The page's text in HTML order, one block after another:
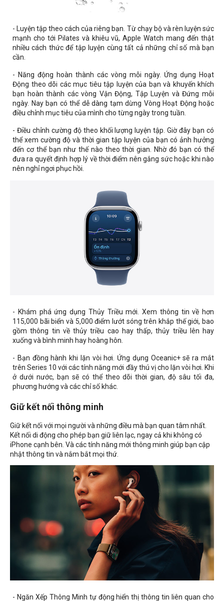
- Luyện tập theo cách của riêng bạn. Từ chạy bộ và rèn luyện sức
mạnh cho tới Pilates và khiêu vũ, Apple Watch mang đến thật
nhiều cách thức để tập luyện cùng tất cả những chỉ số mà bạn
cần.
- Năng động hoàn thành các vòng mỗi ngày. Ứng dụng Hoạt
Động theo dõi các mục tiêu tập luyện của bạn và khuyến khích
bạn hoàn thành các vòng Vận Động, Tập Luyện và Đứng mỗi
ngày. Nay bạn có thể dễ dàng tạm dừng Vòng Hoạt Động hoặc
điều chỉnh mục tiêu của mình cho từng ngày trong tuần.
- Điều chỉnh cường độ theo khối lượng luyện tập. Giờ đây bạn có
thể xem cường độ và thời gian tập luyện của bạn có ảnh hưởng
đến cơ thể bạn như thế nào theo thời gian. Nhờ đó bạn có thể
đưa ra quyết định hợp lý về thời điểm nên gắng sức hoặc khi nào
nên nghỉ ngơi phục hồi.
- Khám phá ứng dụng Thủy Triều mới. Xem thông tin về hơn
115,000 bãi biển và 5,000 điểm lướt sóng trên khắp thế giới, bao
gồm thông tin về thủy triều cao hay thấp, thủy triều lên hay
xuống và bình minh hay hoàng hôn.
- Bạn đồng hành khi lặn vòi hơi. Ứng dụng Oceanic+ sẽ ra mắt
trên Series 10 với các tính năng mới đầy thú vị cho lặn vòi hơi. Khi
ở dưới nước, bạn sẽ có thể theo dõi thời gian, độ sâu tối đa,
phương hướng và các chỉ số khác.
Giữ kết nối thông minh
Giữ kết nối với mọi người và những điều mà bạn quan tâm nhất.
Kết nối di động cho phép bạn giữ liên lạc, ngay cả khi không có
iPhone cạnh bên. Và các tính năng mới thông minh giúp bạn cập
nhật thông tin và nắm bắt mọi thứ.
- Ngăn Xếp Thông Minh tự động hiển thị thông tin liên quan cho